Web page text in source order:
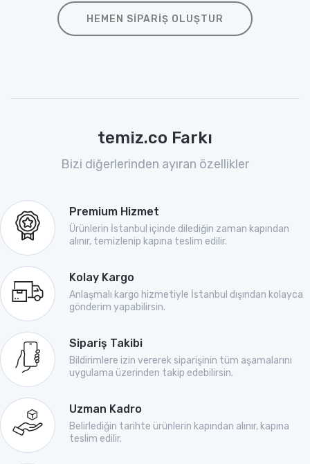
HEMEN SIPARIŞ OLUŞTUR
temiz.co Farkı
Bizi diğerlerinden ayıran özellikler
Premium Hizmet
Ürünlerin İstanbul içinde dilediğin zaman kapından
alınır, temizlenip kapına teslim edilir.
Kolay Kargo
Anlaşmalı kargo hizmetiyle İstanbul dışından kolayca
gönderim yapabilirsin.
Sipariş Takibi
Bildirimlere izin vererek siparişinin tüm aşamalarını
uygulama üzerinden takip edebilirsin.
Uzman Kadro
Belirlediğin tarihte ürünlerin kapından alınır, kapına
teslim edilir.